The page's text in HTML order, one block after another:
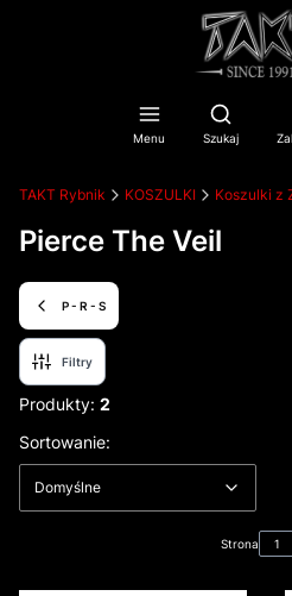
Menu
Otwórz
Szukaj
TAKT Rybnik KOSZULKI Koszulki z
Pierce The Veil
P - R - S
Filtry
Produkty: 2
Lista produktów
Sortowanie:
Domyślne
Strona